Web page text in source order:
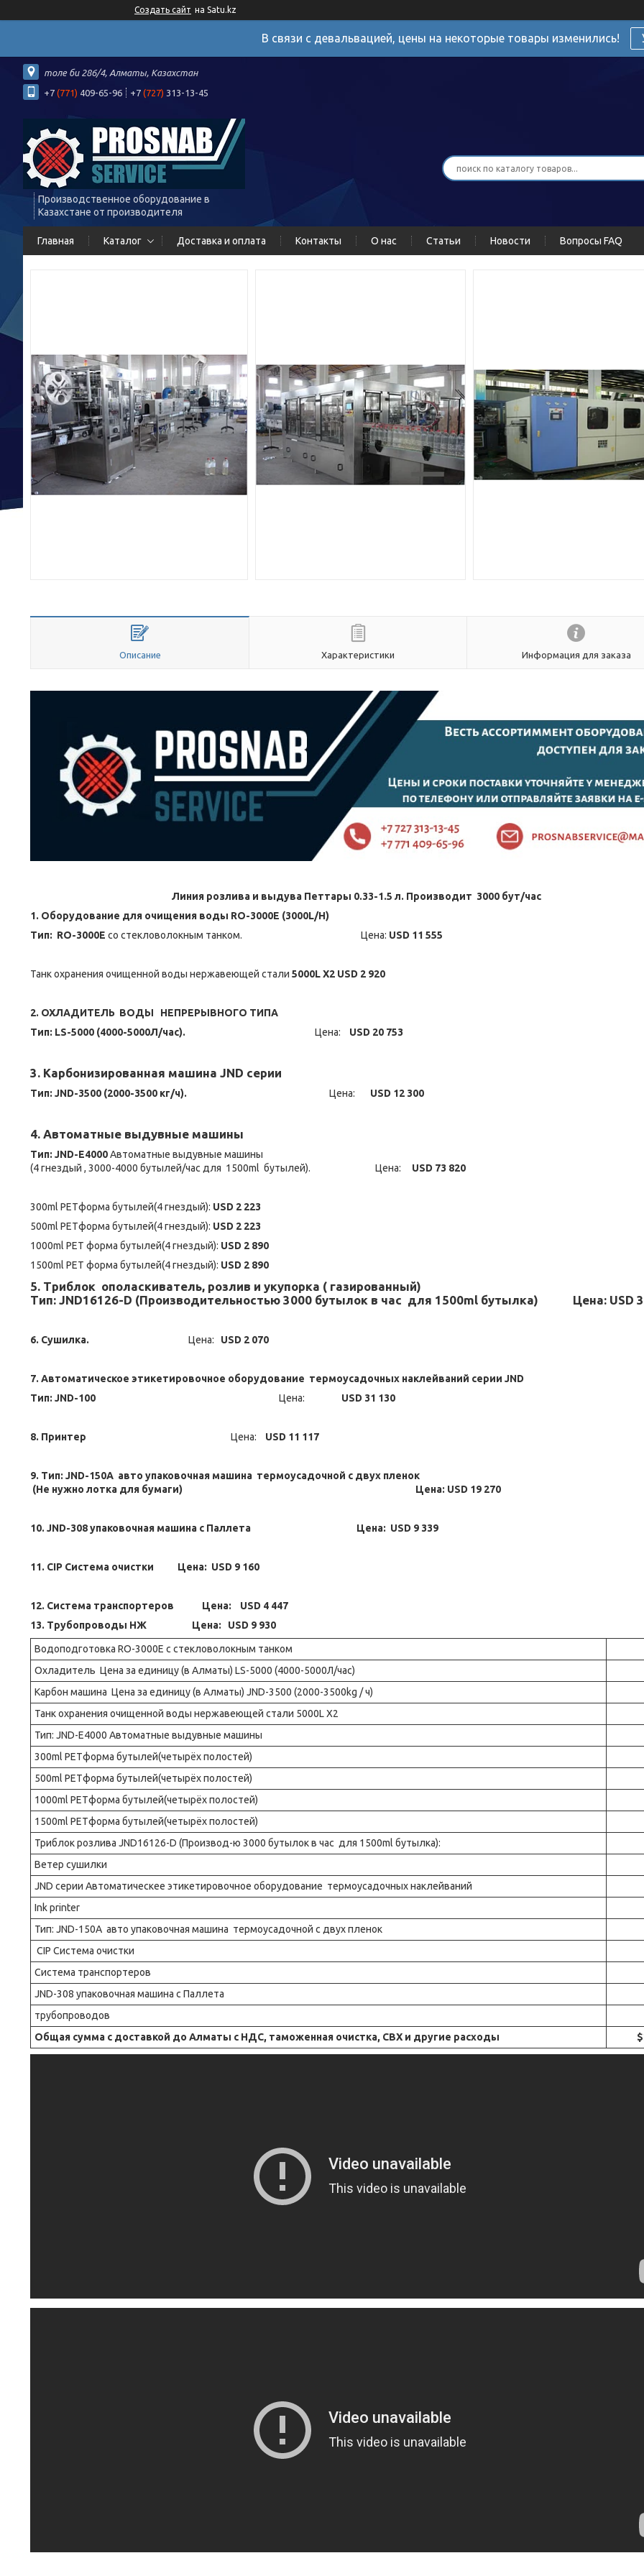
Создать сайт на Satu.kz
В связи с девальвацией, цены на некоторые товары изменились!
толе би 286/4, Алматы, Казахстан
+7 (771) 409-65-96 +7 (727) 313-13-45
Производственное оборудование в
Казахстане от производителя
Главная Каталог Доставка и оплата Контакты О нас Статьи Новости Вопросы FAQ
Описание Характеристики Информация для заказа
Линия розлива и выдува Петтары 0.33-1.5 л. Производит 3000 бут/час
1. Оборудование для очищения воды RO-3000E (3000L/H)
Тип: RO-3000E со стекловолокным танком. Цена: USD 11 555
Танк охранения очищенной воды нержавеющей стали 5000L X2 USD 2 920
2. ОХЛАДИТЕЛЬ ВОДЫ НЕПРЕРЫВНОГО ТИПА
Тип: LS-5000 (4000-5000Л/час). Цена: USD 20 753
3. Карбонизированная машина JND серии
Тип: JND-3500 (2000-3500 кг/ч). Цена: USD 12 300
4. Автоматные выдувные машины
Тип: JND-E4000Автоматные выдувные машины
(4 гнездый , 3000-4000 бутылей/час для 1500ml бутылей). Цена:
USD 73 820
300ml PETформа бутылей(4 гнездый): USD 2 223
500ml PETформа бутылей(4 гнездый): USD 2 223
1000ml PET форма бутылей(4 гнездый): USD 2 890
1500ml PET форма бутылей(4 гнездый): USD 2 890
5. Триблок ополаскиватель, розлив и укупорка ( газированный)
Тип: JND16126-D (Производительностью 3000 бутылок в час для 1500ml бутылка) Цена: USD
6. Сушилка. Цена: USD 2 070
7. Автоматическое этикетировочное оборудование термоусадочных наклейваний серии JND
Тип: JND-100
Цена: USD 31 130
8. Принтер Цена: USD 11 117
9. Тип: JND-150A авто упаковочная машина термоусадочной с двух пленок
(Не нужно лотка для бумаги) Цена: USD 19 270
10. JND-308 упаковочная машина с Паллета Цена: USD 9 339
11. CIP Система очистки Цена: USD 9 160
12. Система транспортеров Цена: USD 4 447
13. Трубопроводы НЖ Цена: USD 9 930
Водоподготовка RO-3000E с стекловолокным танком
Охладитель Цена за единицу (в Алматы) LS-5000 (4000-5000Л/час)
Карбон машина Цена за единицу (в Алматы) JND-3500 (2000-3500kg / ч)
Танк охранения очищенной воды нержавеющей стали 5000L X2
Тип: JND-E4000 Автоматные выдувные машины
300ml PETформа бутылей(четырёх полостей)
500ml PETформа бутылей(четырёх полостей)
1000ml PETформа бутылей(четырёх полостей)
1500ml PETформа бутылей(четырёх полостей)
Триблок розлива JND16126-D (Производ-ю 3000 бутылок в час для 1500ml бутылка):
Ветер сушилки
JND серии Автоматическее этикетировочное оборудование термоусадочных наклейваний
Ink printer
Тип: JND-150A авто упаковочная машина термоусадочной с двух пленок
CIP Система очистки
Система транспортеров
JND-308 упаковочная машина с Паллета
трубопроводов
Общая сумма с доставкой до Алматы с НДС, таможенная очистка, СВХ и другие расходы